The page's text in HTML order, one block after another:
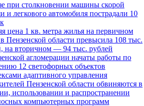
при столкновении машины скорой
и легкового автомобиля пострадали 10
цена 1 кв. метра жилья на первичном
Пензенской области превысила 108 тыс.
на вторичном — 94 тыс. рублей
агломерации начаты работы по
12 светофорных объектов
адаптивного управления
Пензенской области обвиняются в
использовании и распространении
компьютерных программ